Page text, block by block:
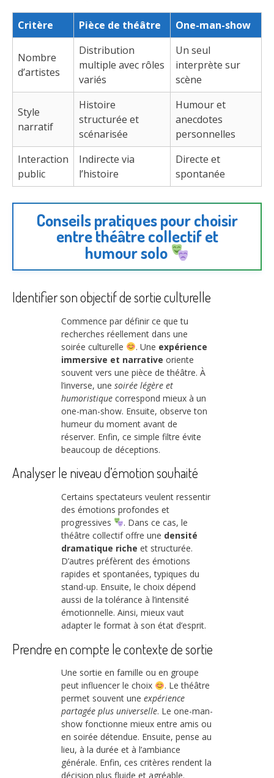
Critère Pièce de théâtre One-man-show
Nombre
d’artistes
Distribution
multiple avec rôles
variés
Un seul
interprète sur
scène
Style
narratif
Histoire
structurée et
scénarisée
Humour et
anecdotes
personnelles
Interaction
public
Indirecte via
l’histoire
Directe et
spontanée
Conseils pratiques pour choisir
entre théâtre collectif et
humour solo
Identifier son objectif de sortie culturelle
Commence par définir ce que tu
recherches réellement dans une
soirée culturelle
. Une expérience
immersive et narrative oriente
souvent vers une pièce de théâtre. À
l’inverse, une soirée légère et
humoristique correspond mieux à un
one-man-show. Ensuite, observe ton
humeur du moment avant de
réserver. Enfin, ce simple filtre évite
beaucoup de déceptions.
Analyser le niveau d’émotion souhaité
Certains spectateurs veulent ressentir
des émotions profondes et
progressives
. Dans ce cas, le
théâtre collectif offre une densité
dramatique riche et structurée.
D’autres préfèrent des émotions
rapides et spontanées, typiques du
stand-up. Ensuite, le choix dépend
aussi de la tolérance à l’intensité
émotionnelle. Ainsi, mieux vaut
adapter le format à son état d’esprit.
Prendre en compte le contexte de sortie
Une sortie en famille ou en groupe
peut influencer le choix
. Le théâtre
permet souvent une expérience
partagée plus universelle. Le one-man-
show fonctionne mieux entre amis ou
en soirée détendue. Ensuite, pense au
lieu, à la durée et à l’ambiance
générale. Enfin, ces critères rendent la
décision plus fluide et agréable.